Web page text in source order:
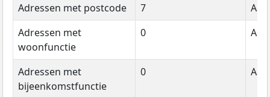
Adressen met postcode
7
Adressen met
woonfunctie
0
Adressen met
bijeenkomstfunctie
0